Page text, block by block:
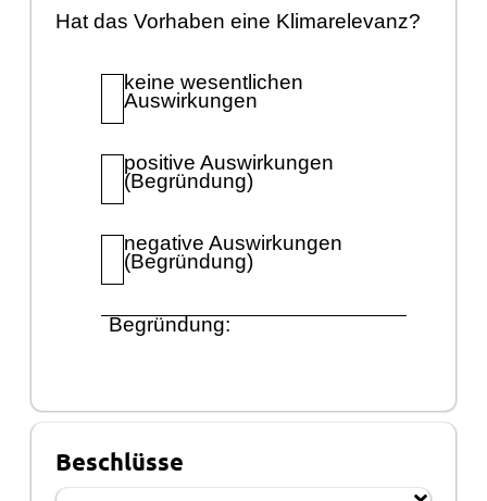
Hat das Vorhaben eine Klimarelevanz?
keine wesentlichen
Auswirkungen
positive Auswirkungen
(Begründung)
negative Auswirkungen
(Begründung)
Begründung:
Beschlüsse